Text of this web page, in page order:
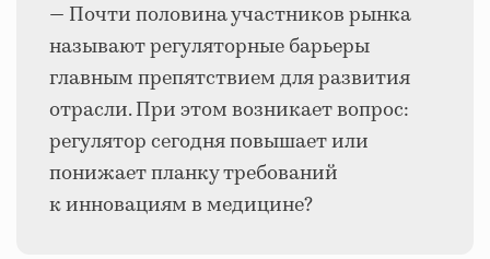
— Почти половина участников рынка
называют регуляторные барьеры
главным препятствием для развития
отрасли. При этом возникает вопрос:
регулятор сегодня повышает или
понижает планку требований
к инновациям в медицине?